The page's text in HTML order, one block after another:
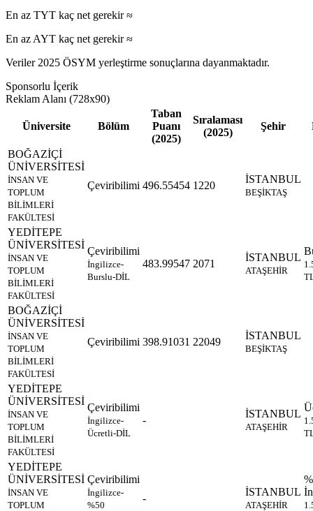
En az TYT kaç net gerekir ≈
En az AYT kaç net gerekir ≈
Veriler 2025 ÖSYM yerleştirme sonuçlarına dayanmaktadır.
Sponsorlu İçerik
Reklam Alanı (728x90)
Üniversite Bölüm
Taban
Puanı
(2025)
Sıralaması
(2025)
Şehir
BOĞAZİÇİ
ÜNİVERSİTESİ
İNSAN VE
TOPLUM
BİLİMLERİ
FAKÜLTESİ
Çeviribilimi 496.55454 1220
İSTANBUL
BEŞİKTAŞ
YEDİTEPE
ÜNİVERSİTESİ
İNSAN VE
TOPLUM
BİLİMLERİ
FAKÜLTESİ
Çeviribilimi
İngilizce-
Burslu-DİL
483.99547 2071
İSTANBUL
ATAŞEHİR
BOĞAZİÇİ
ÜNİVERSİTESİ
İNSAN VE
TOPLUM
BİLİMLERİ
FAKÜLTESİ
Çeviribilimi 398.91031 22049
İSTANBUL
BEŞİKTAŞ
YEDİTEPE
ÜNİVERSİTESİ
İNSAN VE
TOPLUM
BİLİMLERİ
FAKÜLTESİ
Çeviribilimi
İngilizce-
Ücretli-DİL
-
İSTANBUL
ATAŞEHİR
YEDİTEPE
ÜNİVERSİTESİ
İNSAN VE
TOPLUM
Çeviribilimi
İngilizce-
%50
-
İSTANBUL
ATAŞEHİR